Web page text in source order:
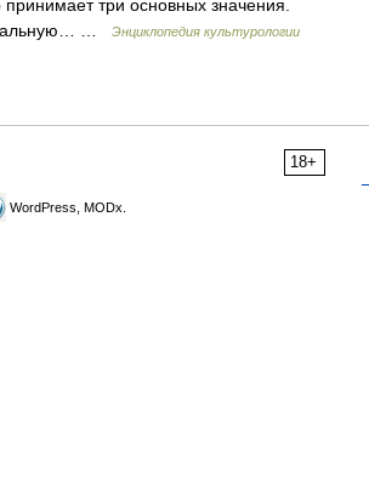
три основных значения.
…
Энциклопедия культурологии
18+
WordPress, MODx.